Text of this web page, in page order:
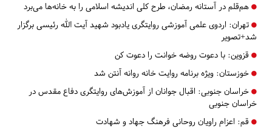
هم‌قلم در آستانه رمضان، طرح کلی اندیشه اسلامی را به خانه‌ها می‌برد
تهران: اردوی علمی آموزشی روایتگری یادبود شهید آیت الله رئیسی برگزار
شد+تصویر
قزوین: با دعوت روضه خوانت را دعوت کن
خوزستان: ویژه برنامه روایت‌ خانه روانه آنتن شد
خراسان جنوبی: اقبال جوانان از آموزش‌های روایتگری دفاع مقدس در
خراسان جنوبی
قم: ​​​​​​​اعزام راویان روحانی فرهنگ جهاد و شهادت